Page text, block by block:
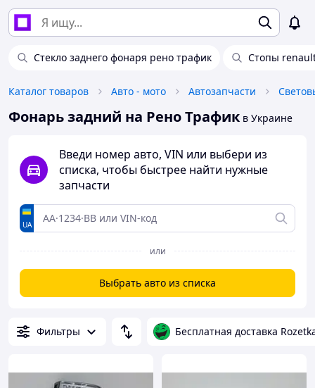
Стекло заднего фонаря рено трафик Стопы
Каталог товаров Авто - мото Автозапчасти
Фонарь задний на Рено Трафик в Украине
Введи номер авто, VIN или выбери из
списка, чтобы быстрее найти нужные
запчасти
UA
или
Выбрать авто из списка
Фильтры Бесплатная доставка